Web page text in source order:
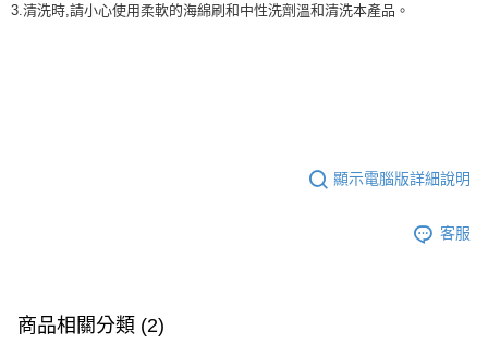
3.清洗時,請小心使用柔軟的海綿刷和中性洗劑溫和清洗本產品。
顯示電腦版詳細說明
客服
商品相關分類 (2)